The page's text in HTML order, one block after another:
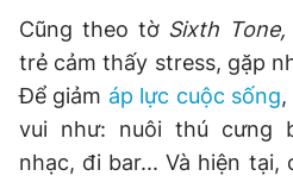
Cũng theo tờ Sixth Tone,
trẻ cảm thấy stress, gặp
Để giảm áp lực cuộc sống
vui như: nuôi thú cưng
nhạc, đi bar... Và hiện